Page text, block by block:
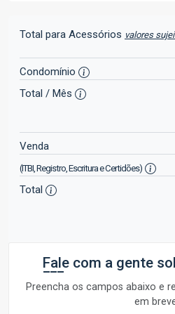
Total para Acessórios valores
Condomínio
Total / Mês
Venda
(ITBI, Registro, Escritura e Certidões)
Total
Fale com a gente
Preencha os campos abaixo e
em